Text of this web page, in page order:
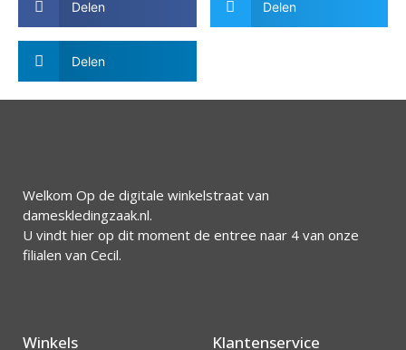
Delen Delen
Delen
Welkom Op de digitale winkelstraat van
dameskledingzaak.nl.
U vindt hier op dit moment de entree naar 4 van onze
filialen van Cecil.
Winkels Klantenservice